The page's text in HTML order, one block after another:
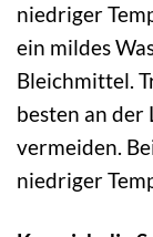
niedriger
ein mildes
Bleichmittel.
besten an der
vermeiden.
niedriger